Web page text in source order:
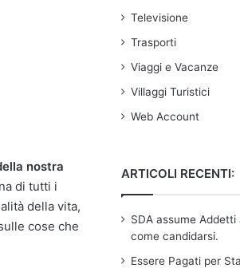
nostra
di tutti i
della vita,
cose che
Televisione
Trasporti
Viaggi e Vacanze
Villaggi Turistici
Web Account
ARTICOLI RECENTI:
SDA assume
come candidarsi.
Essere Pagati per